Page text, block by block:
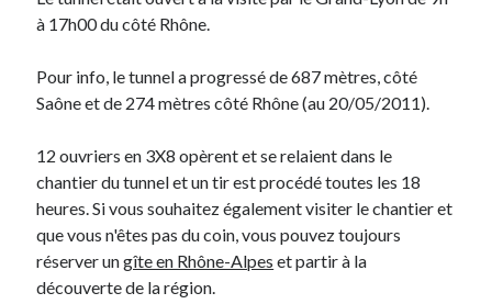
JFdansC’était pas mieux avant… à Lyon
AnthonydansComment j’ai opéré ma vélorution toute personnelle
Renaud DucherdansComment j’ai opéré ma vélorution toute
On parle de quoi ?
A Lyon
Bon plan du dimanche
Coup de coeur
à 17h00 du côté Rhône.
Pour info, le tunnel a progressé de 687 mètres, côté
Saône et de 274 mètres côté Rhône (au 20/05/2011).
12 ouvriers en 3X8 opèrent et se relaient dans le
chantier du tunnel et un tir est procédé toutes les 18
heures. Si vous souhaitez également visiter le chantier et
que vous n'êtes pas du coin, vous pouvez toujours
réserver ungîte en Rhône-Alpes et partir à la
découverte de la région.